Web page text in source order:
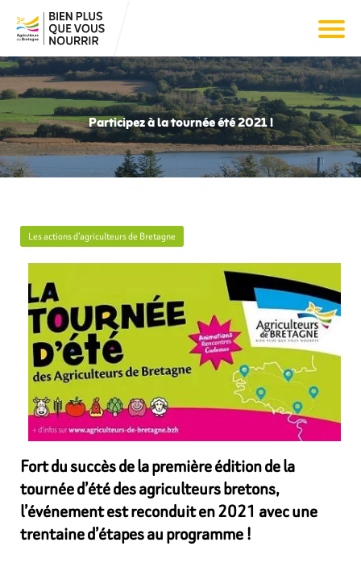
Participez à la tournée été 2021 !
Les actions d’agriculteurs de Bretagne
Fort du succès de la première édition de la
tournée d’été des agriculteurs bretons,
l’événement est reconduit en 2021 avec une
trentaine d’étapes au programme !